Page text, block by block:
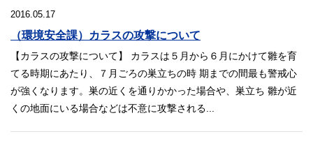
2016.05.17
（環境安全課）カラスの攻撃について
【カラスの攻撃について】 カラスは５月から６月にかけて雛を育
てる時期にあたり、７月ごろの巣立ちの時 期までの間最も警戒心
が強くなります。巣の近くを通りかかった場合や、巣立ち 雛が近
くの地面にいる場合などは不意に攻撃される...